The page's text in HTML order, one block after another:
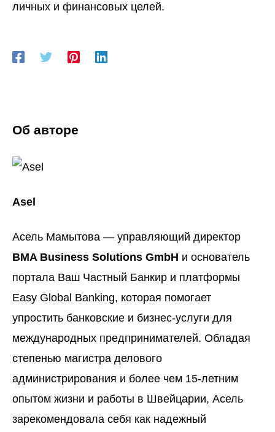
личных и финансовых целей.
Об авторе
Asel
Асель Мамытова — управляющий директор
BMA Business Solutions GmbH и основатель
портала Ваш Частный Банкир и платформы
Easy Global Banking, которая помогает
упростить банковские и бизнес-услуги для
международных предпринимателей. Обладая
степенью магистра делового
администрирования и более чем 15-летним
опытом жизни и работы в Швейцарии, Асель
зарекомендовала себя как надежный